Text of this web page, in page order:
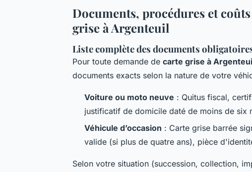
Documents, procédures et
grise à Argenteuil
Liste complète des documents
Pour toute demande de carte grise à
documents exacts selon la nature de votre
Voiture ou moto neuve : Quitus fiscal,
justificatif de domicile daté de moins de six
Véhicule d’occasion : Carte grise barrée
valide (si plus de quatre ans), pièce
Selon votre situation (succession, collection,